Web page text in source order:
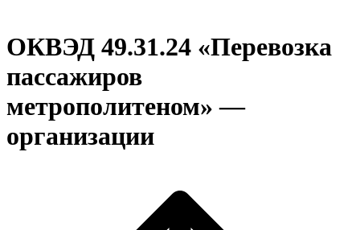
ОКВЭД 49.31.24 «Перевозка
пассажиров
метрополитеном» —
организации